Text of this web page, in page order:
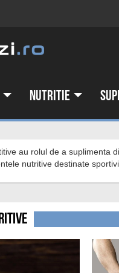
Nutritie
nutritive destinate